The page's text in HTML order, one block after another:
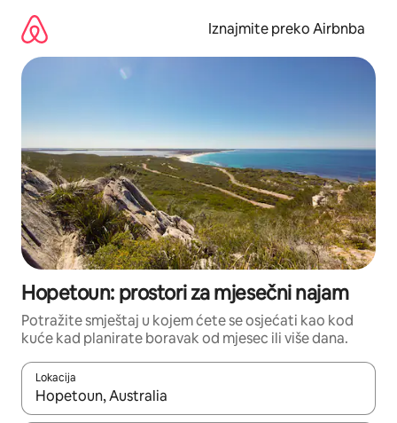
sadržaj
Iznajmite preko Airbnba
Hopetoun: prostori za mjesečni najam
Potražite smještaj u kojem ćete se osjećati kao kod
kuće kad planirate boravak od mjesec ili više dana.
Lokacija
Kada budu dostupni rezultati, moći ćete ih pregledati